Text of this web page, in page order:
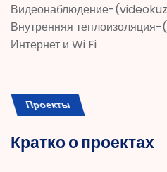
Видеонаблюдение-
Внутренняя
Интернет и Wi Fi
Проекты
Кратко о проектах